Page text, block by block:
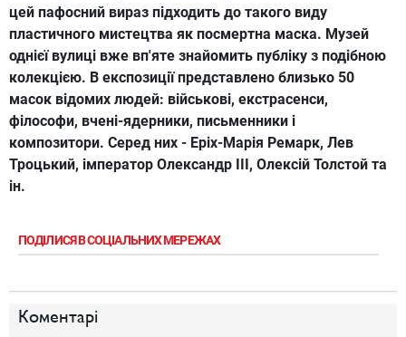
цей пафосний вираз підходить до такого виду
пластичного мистецтва як посмертна маска. Музей
однієї вулиці вже вп'яте знайомить публіку з подібною
колекцією. В експозиції представлено близько 50
масок відомих людей: військові, екстрасенси,
філософи, вчені-ядерники, письменники і
композитори. Серед них - Еріх-Марія Ремарк, Лев
Троцький, імператор Олександр ІІІ, Олексій Толстой та
ін.
ПОДІЛИСЯ В СОЦІАЛЬНИХ МЕРЕЖАХ
Коментарі